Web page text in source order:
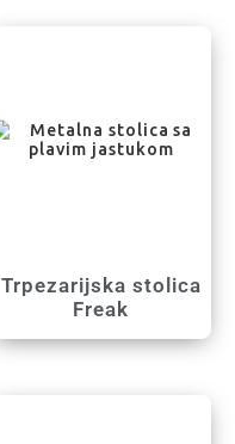
Trpezarijska stolica
Freak